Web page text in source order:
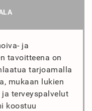
ja
tavoitteena on
tarjoamalla
mukaan lukien
terveyspalvelut
koostuu